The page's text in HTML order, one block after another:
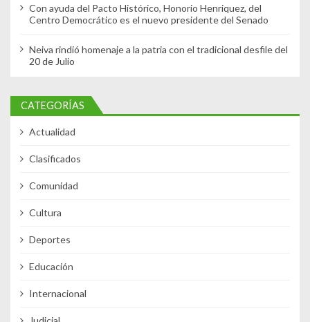
Con ayuda del Pacto Histórico, Honorio Henriquez, del
Centro Democrático es el nuevo presidente del Senado
Neiva rindió homenaje a la patria con el tradicional desfile del
20 de Julio
CATEGORÍAS
Actualidad
Clasificados
Comunidad
Cultura
Deportes
Educación
Internacional